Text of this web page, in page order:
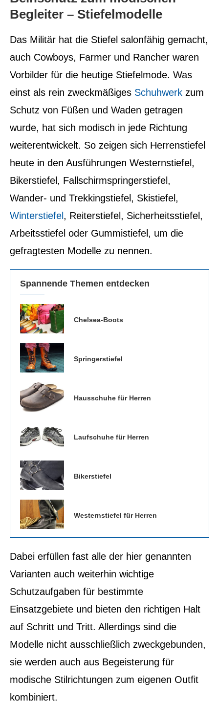
Begleiter – Stiefelmodelle
Das Militär hat die Stiefel salonfähig gemacht,
auch Cowboys, Farmer und Rancher waren
Vorbilder für die heutige Stiefelmode. Was
einst als rein zweckmäßiges Schuhwerk zum
Schutz von Füßen und Waden getragen
wurde, hat sich modisch in jede Richtung
weiterentwickelt. So zeigen sich Herrenstiefel
heute in den Ausführungen Westernstiefel,
Bikerstiefel, Fallschirmspringerstiefel,
Wander- und Trekkingstiefel, Skistiefel,
Winterstiefel , Reiterstiefel, Sicherheitsstiefel,
Arbeitsstiefel oder Gummistiefel, um die
gefragtesten Modelle zu nennen.
Spannende Themen entdecken
Chelsea-Boots
Springerstiefel
Hausschuhe für Herren
Laufschuhe für Herren
Bikerstiefel
Westernstiefel für Herren
Dabei erfüllen fast alle der hier genannten
Varianten auch weiterhin wichtige
Schutzaufgaben für bestimmte
Einsatzgebiete und bieten den richtigen Halt
auf Schritt und Tritt. Allerdings sind die
Modelle nicht ausschließlich zweckgebunden,
sie werden auch aus Begeisterung für
modische Stilrichtungen zum eigenen Outfit
kombiniert.